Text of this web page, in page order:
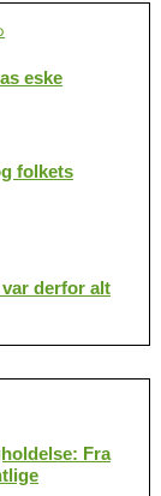
eske
folkets
derfor alt
Fra